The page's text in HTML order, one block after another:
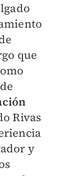
que
Rivas
y